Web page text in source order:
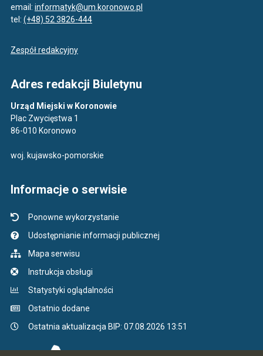
email: informatyk@um.koronowo.pl
tel: (+48) 52 3826-444
Zespół redakcyjny
Adres redakcji Biuletynu
Urząd Miejski w Koronowie
Plac Zwycięstwa 1
86-010 Koronowo
woj. kujawsko-pomorskie
Informacje o serwisie
Ponowne wykorzystanie
Udostępnianie informacji publicznej
Mapa serwisu
Instrukcja obsługi
Statystyki oglądalności
Ostatnio dodane
Ostatnia aktualizacja BIP: 07.08.2026 13:51